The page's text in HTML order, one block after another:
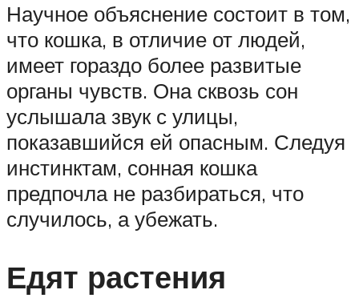
Научное объяснение состоит в том,
что кошка, в отличие от людей,
имеет гораздо более развитые
органы чувств. Она сквозь сон
услышала звук с улицы,
показавшийся ей опасным. Следуя
инстинктам, сонная кошка
предпочла не разбираться, что
случилось, а убежать.
Едят растения